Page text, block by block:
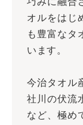
オルをはじ
も豊富なタ
います。
今治タオル
社川の伏流
など、極め